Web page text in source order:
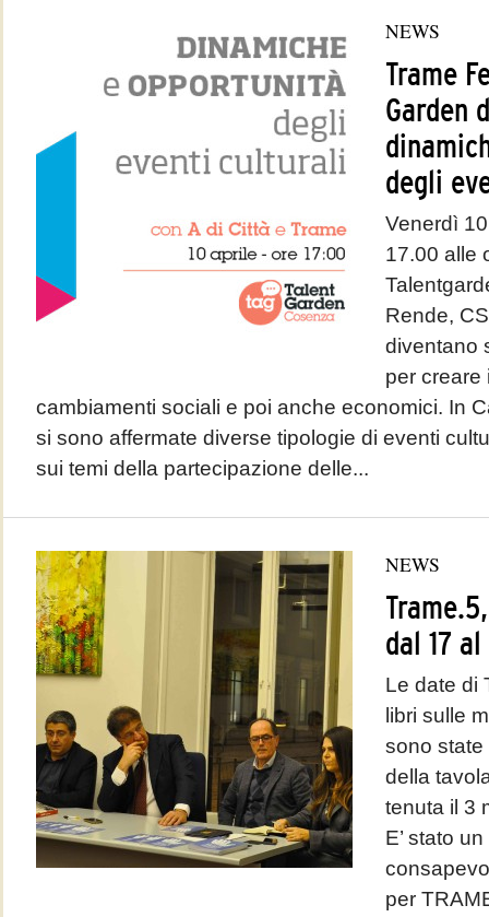
NEWS
Trame
Garden
degli
Venerdì
17.00 alle
Rende,
diventano
per creare
cambiamenti sociali e poi anche economici. In
si sono affermate diverse tipologie di eventi
sui temi della partecipazione delle...
NEWS
dal 17
Le date di
libri sulle
sono
della
tenuta il 3
E’ stato
per